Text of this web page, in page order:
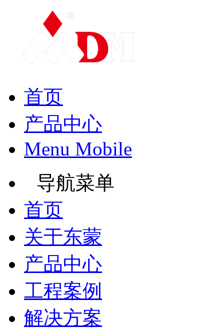
首页
产品中心
Menu Mobile
导航菜单
首页
关于东蒙
产品中心
工程案例
解决方案